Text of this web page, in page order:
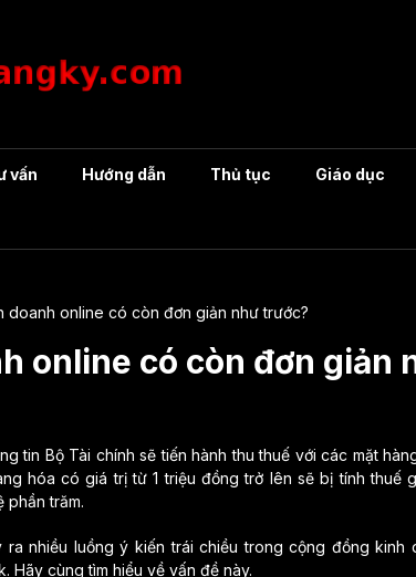
vấn Hướng dẫn Thủ tục Giáo dục
doanh online có còn đơn giản như trước?
online có còn đơn giản
tin Bộ Tài chính sẽ tiến hành thu thuế với các mặt
hóa có giá trị từ 1 triệu đồng trở lên sẽ bị tính thuế
phần trăm.
nhiều luồng ý kiến trái chiều trong cộng đồng kinh
Hãy cùng tìm hiểu về vấn đề này.